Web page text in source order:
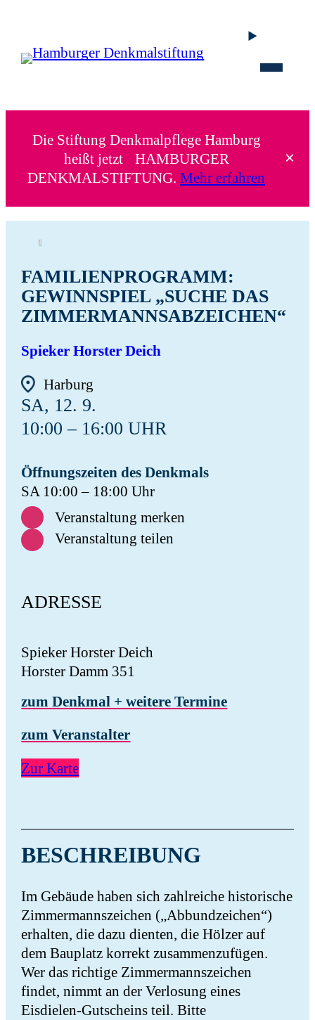
Die Stiftung Denkmalpflege Hamburg
heißt jetzt HAMBURGER
DENKMALSTIFTUNG. Mehr erfahren
×
1
FAMILIENPROGRAMM:
GEWINNSPIEL „SUCHE DAS
ZIMMERMANNSABZEICHEN“
Spieker Horster Deich
Harburg
SA, 12. 9.
10:00 – 16:00 UHR
Öffnungszeiten des Denkmals
SA 10:00 – 18:00 Uhr
Veranstaltung merken
Veranstaltung teilen
ADRESSE
Spieker Horster Deich
Horster Damm 351
zum Denkmal + weitere Termine
zum Veranstalter
Zur Karte
BESCHREIBUNG
Im Gebäude haben sich zahlreiche historische
Zimmermannszeichen („Abbundzeichen“)
erhalten, die dazu dienten, die Hölzer auf
dem Bauplatz korrekt zusammenzufügen.
Wer das richtige Zimmermannszeichen
findet, nimmt an der Verlosung eines
Eisdielen-Gutscheins teil. Bitte